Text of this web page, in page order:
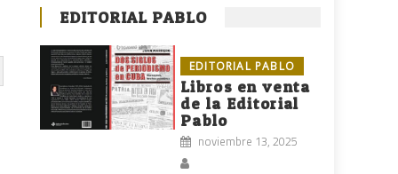
EDITORIAL PABLO
EDITORIAL PABLO
Libros en venta
de la Editorial
Pablo
noviembre 13, 2025